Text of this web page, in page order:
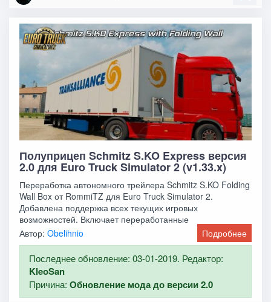
Полуприцеп Schmitz S.KO Express версия
2.0 для Euro Truck Simulator 2 (v1.33.x)
Переработка автономного трейлера Schmitz S.KO Folding
Wall Box от RommiTZ для Euro Truck Simulator 2.
Добавлена поддержка всех текущих игровых
возможностей. Включает переработанные
пользовательские
Автор:Obelihnio Подробнее
Последнее обновление: 03-01-2019. Редактор:
KleoSan
Причина:Обновление мода до версии 2.0